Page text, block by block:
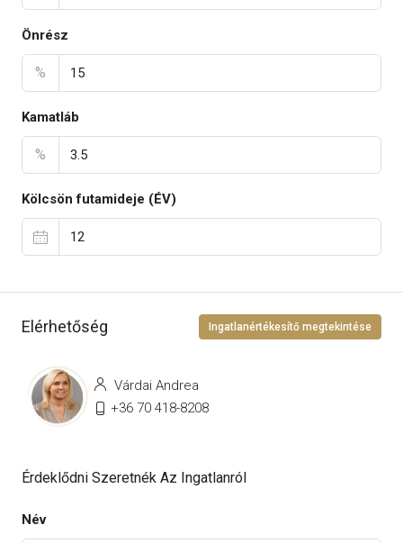
Önrész
%
Kamatláb
%
Kölcsön futamideje (ÉV)
Elérhetőség Ingatlanértékesítő megtekintése
Várdai Andrea
+36 70 418-8208
Érdeklődni Szeretnék Az Ingatlanról
Név